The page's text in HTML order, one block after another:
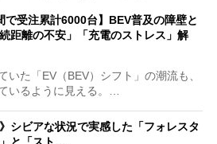
で受注累計6000台】BEV普及の障壁と
距離の不安」「充電のストレス」解
た「EV（BEV）シフト」の潮流も、
いるように見える。…
シビアな状況で実感した「フォレスタ